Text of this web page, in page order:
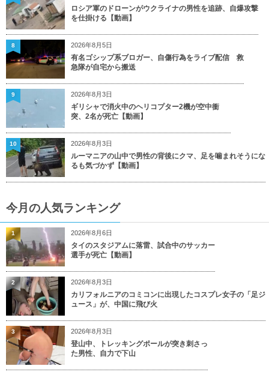
ロシア軍のドローンがウクライナの男性を追跡、自爆攻撃
を仕掛ける【動画】
2026年8月5日
有名ゴシップ系ブロガー、自傷行為をライブ配信 救
急隊が自宅から搬送
8
2026年8月3日
ギリシャで消火中のヘリコプター2機が空中衝
突、2名が死亡【動画】
9
2026年8月3日
ルーマニアの山中で男性の背後にクマ、足を噛まれそうにな
るも気づかず【動画】
10
今月の人気ランキング
2026年8月6日
タイのスタジアムに落雷、試合中のサッカー
選手が死亡【動画】
1
2026年8月3日
カリフォルニアのコミコンに出現したコスプレ女子の「足ジ
ュース」が、中国に飛び火
2
2026年8月3日
登山中、トレッキングポールが突き刺さっ
た男性、自力で下山
3